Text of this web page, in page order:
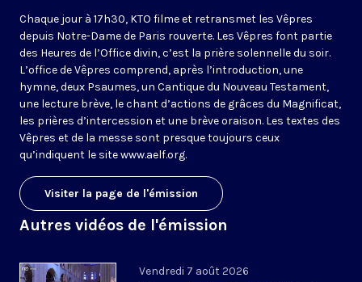
Chaque jour à 17h30, KTO filme et retransmet les Vêpres
depuis Notre-Dame de Paris rouverte. Les Vêpres font partie
des Heures de l’Office divin, c’est la prière solennelle du soir.
L’office de Vêpres comprend, après l’introduction, une
hymne, deux Psaumes, un Cantique du Nouveau Testament,
une lecture brève, le chant d’actions de grâces du Magnificat,
les prières d’intercession et une brève oraison. Les textes des
Vêpres et de la messe sont presque toujours ceux
qu’indiquent le sitewww.aelf.org.
Visiter la page de l'émission
Autres vidéos de l'émission
Vendredi 7 août 2026